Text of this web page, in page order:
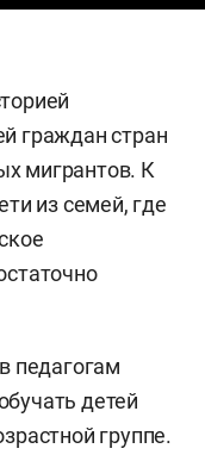
граждан стран
мигрантов. К
из семей, где
педагогам
детей
группе.